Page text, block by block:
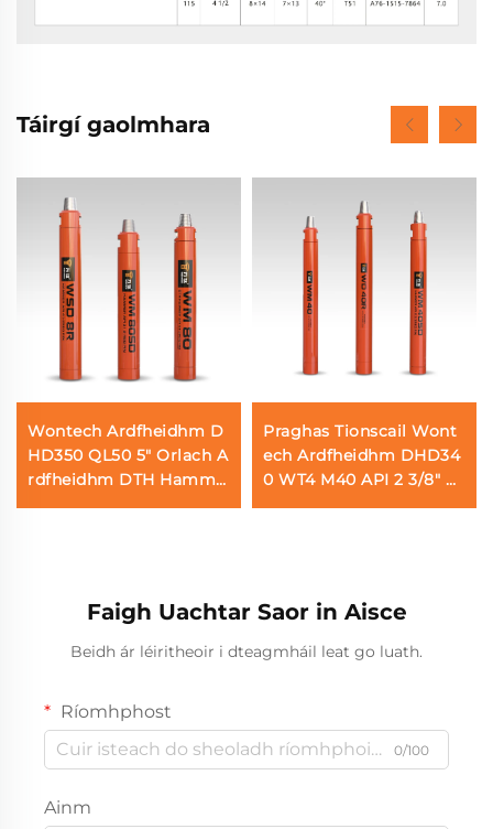
Táirgí gaolmhara
Wontech Ardfheidhm D
HD350 QL50 5" Orlach A
rdfheidhm DTH Hamme
Praghas Tionscail Wont
ech Ardfheidhm DHD34
0 WT4 M40 API 2 3/8" R
Faigh Uachtar Saor in Aisce
Beidh ár léiritheoir i dteagmháil leat go luath.
Ríomhphost
0/100
Ainm